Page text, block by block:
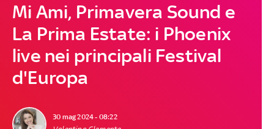
Mi Ami, Primavera Sound e
La Prima Estate: i Phoenix
live nei principali Festival
d'Europa
30 mag 2024 - 08:22